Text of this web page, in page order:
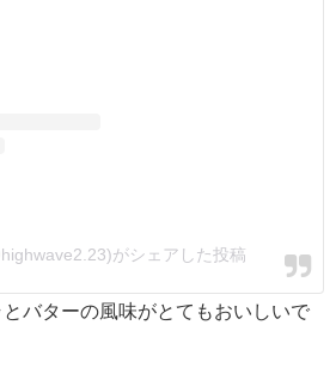
がシェアした投稿
バターの風味がとてもおいしいで